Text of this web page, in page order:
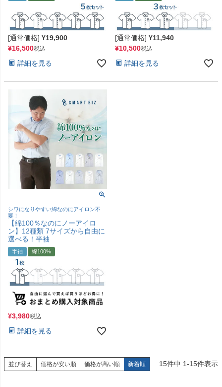
[通常価格] ¥19,900
¥16,500税込
詳細を見る
[通常価格] ¥11,940
¥10,500税込
詳細を見る
シワになりやすい綿なのにアイロン不
要！
【綿100％なのにノーアイロ
ン】12種類 7サイズから自由に
選べる！半袖
半袖 綿100%
¥3,980税込
詳細を見る
並び替え 価格が安い順 価格が高い順 新着順 15件中 1-15件表示